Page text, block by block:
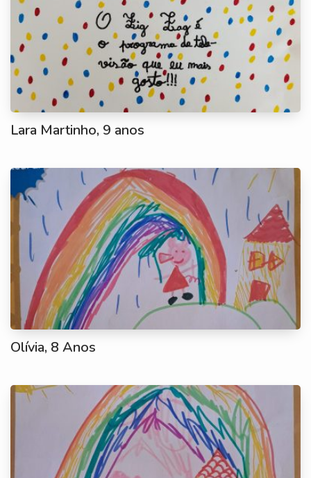
Lara Martinho, 9 anos
Olívia, 8 Anos